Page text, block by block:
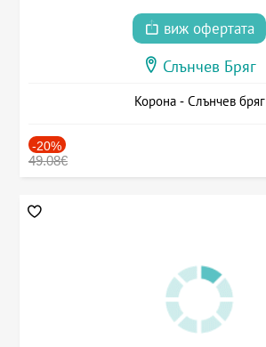
виж офертата
Слънчев Бряг
Корона - Слънчев бряг
-20%
49.08€